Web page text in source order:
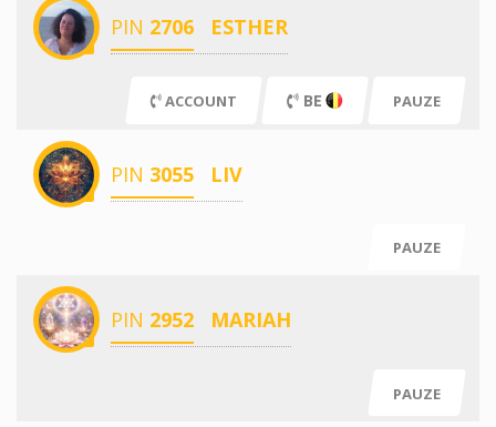
PIN 2706 ESTHER
ACCOUNT BE PAUZE
PIN 3055 LIV
PAUZE
PIN 2952 MARIAH
PAUZE